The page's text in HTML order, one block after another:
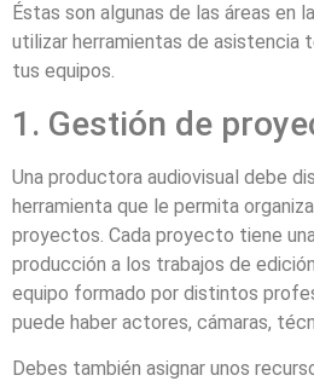
Éstas son algunas de las áreas en
utilizar herramientas de asistencia
tus equipos.
1. Gestión de
Una productora audiovisual debe
herramienta que le permita
proyectos. Cada proyecto tiene
producción a los trabajos de
equipo formado por distintos
puede haber actores, cámaras,
Debes también asignar unos